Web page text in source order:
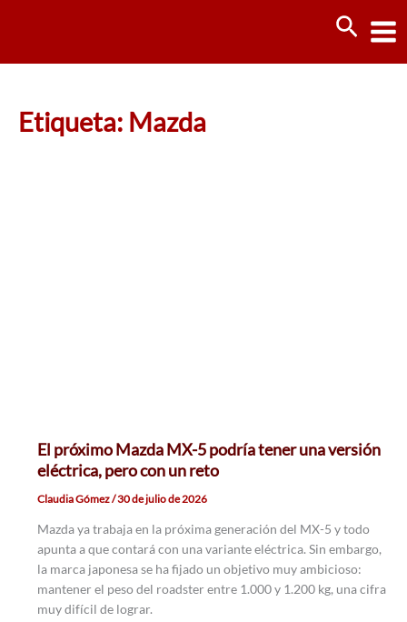
Etiqueta: Mazda
El próximo Mazda MX-5 podría tener una versión
eléctrica, pero con un reto
Claudia Gómez/30 de julio de 2026
Mazda ya trabaja en la próxima generación del MX-5 y todo
apunta a que contará con una variante eléctrica. Sin embargo,
la marca japonesa se ha fijado un objetivo muy ambicioso:
mantener el peso del roadster entre 1.000 y 1.200 kg, una cifra
muy difícil de lograr.